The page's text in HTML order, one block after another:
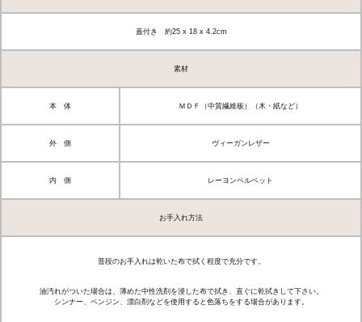
蓋付き 約25 x 18 x 4.2cm
素材
本 体 ＭＤＦ（中質繊維板）（木・紙など）
外 側 ヴィーガンレザー
内 側 レーヨンベルベット
お手入れ方法
普段のお手入れは乾いた布で拭く程度で充分です。
油汚れがついた場合は、薄めた中性洗剤を浸した布で拭き、直ぐに乾拭きして下さい。
シンナー、ベンジン、漂白剤などを使用すると色落ちをする場合があります。